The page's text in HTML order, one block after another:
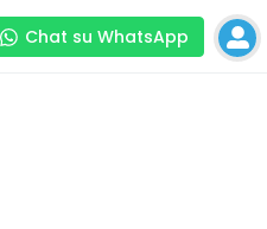
Chat su WhatsApp